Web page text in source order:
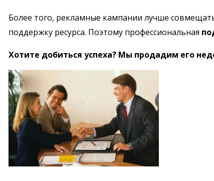
Более того, рекламные кампании лучше
поддержку ресурса. Поэтому профессиональная
Хотите добиться успеха? Мы продадим его